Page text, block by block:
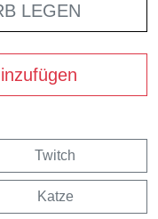
LEGEN
Twitch
Katze